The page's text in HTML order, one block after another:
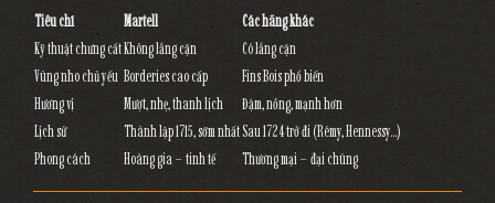
Tiêu chí Martell
Các hãng khác
Kỹ thuật chưng cấtKhông lắng cặn
Có lắng cặn
Vùng nho chủ yếu Borderies cao cấp
Fins Bois phổ biến
Hương vị
Mượt, nhẹ, thanh lịch
Đậm, nồng, mạnh hơn
Lịch sử
Thành lập 1715, sớm nhấtSau 1724 trở đi (Rémy, Hennessy...)
Phong cách
Hoàng gia – tinh tế Thương mại – đại chúng